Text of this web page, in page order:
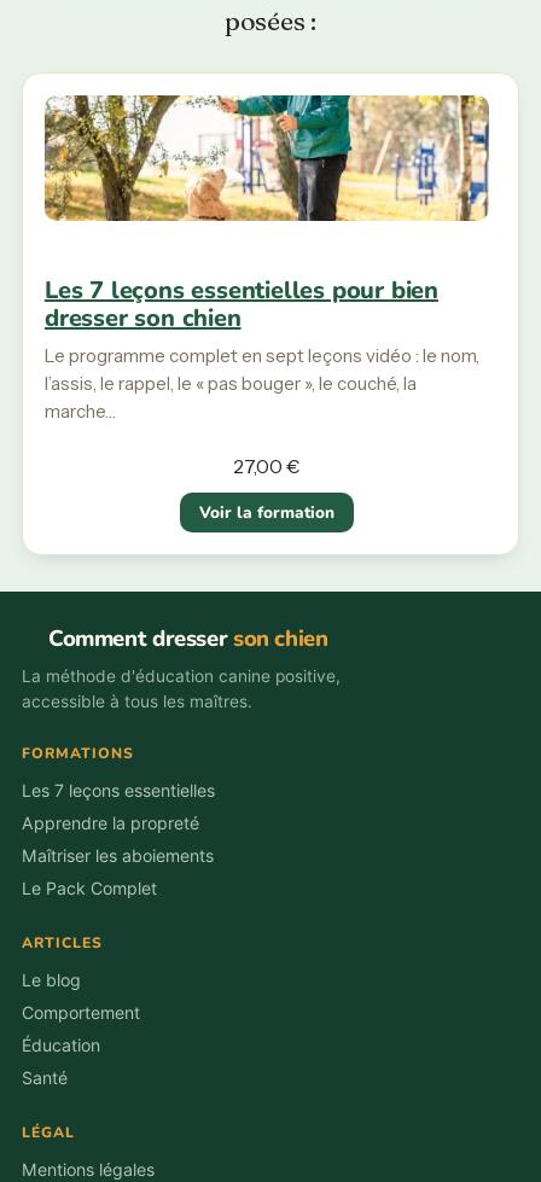
posées :
Les 7 leçons essentielles pour bien
dresser son chien
Le programme complet en sept leçons vidéo : le nom,
l’assis, le rappel, le « pas bouger », le couché, la
marche…
27,00 €
Voir la formation
Comment dresserson chien
La méthode d'éducation canine positive,
accessible à tous les maîtres.
FORMATIONS
Les 7 leçons essentielles
Apprendre la propreté
Maîtriser les aboiements
Le Pack Complet
ARTICLES
Le blog
Comportement
Éducation
Santé
LÉGAL
Mentions légales